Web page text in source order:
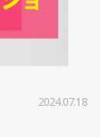
2024.07.18